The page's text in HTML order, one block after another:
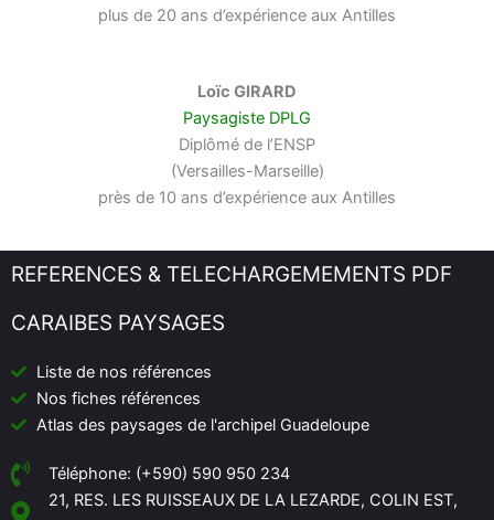
plus de 20 ans d’expérience aux Antilles
Loïc GIRARD
Paysagiste DPLG
Diplômé de l’ENSP
(Versailles-Marseille)
près de 10 ans d’expérience aux Antilles
REFERENCES & TELECHARGEMEMENTS PDF
CARAIBES PAYSAGES
Liste de nos références
Nos fiches références
Atlas des paysages de l'archipel Guadeloupe
Téléphone: (+590) 590 950 234
21, RES. LES RUISSEAUX DE LA LEZARDE, COLIN EST,